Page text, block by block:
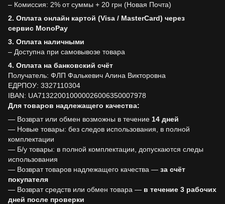
– Комиссия: 2% от суммы + 20 грн (Новая Почта)
2. Оплата онлайн картой (Visa / MasterCard) через
сервис MonoPay
3. Оплата наличными
– Доступна при самовывозе товара
4. Оплата на банковский счёт
Получатель: ФЛП Фалькевич Алина Викторовна
ЕДРПОУ: 3327110304
IBAN: UA713220010000026006350007978
Для товаров надлежащего качества:
— Возврат или обмен возможны в течение 14 дней
— Новые товары: без следов использования, в полной
комплектации
— Б/у товары: в полной комплектации, допускаются следы
использования
— Возврат товаров надлежащего качества — за счёт
покупателя
— Возврат средств или обмен товара — в течение 3 рабочих
дней после проверки